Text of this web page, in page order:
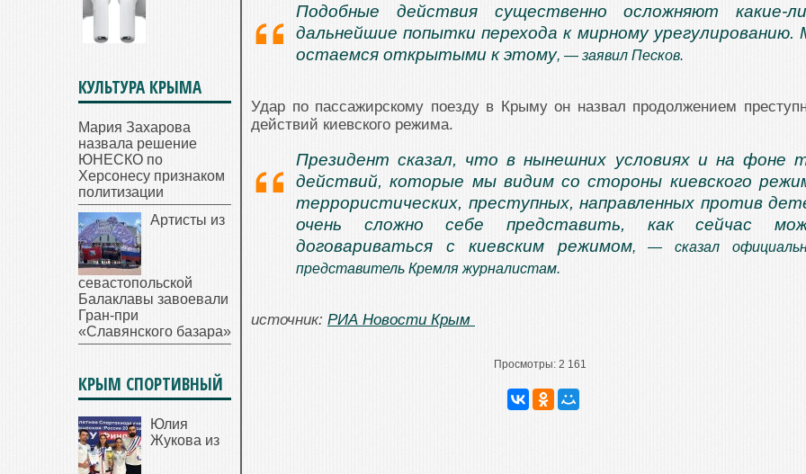
Подобные действия существенно осложняют какие-
дальнейшие попытки перехода к мирному урегулированию.
остаемся открытыми к этому, — заявил Песков.
Удар по пассажирскому поезду в Крыму он назвал продолжением
действий киевского режима.
Президент сказал, что в нынешних условиях и на фоне
действий, которые мы видим со стороны киевского
террористических, преступных, направленных против
очень сложно себе представить, как сейчас
договариваться с киевским режимом, — сказал
представитель Кремля журналистам.
источник: РИА Новости Крым
Просмотры: 2 161
КУЛЬТУРА КРЫМА
Мария Захарова
назвала решение
ЮНЕСКО по
Херсонесу признаком
политизации
Артисты из
севастопольской
Балаклавы завоевали
Гран-при
«Славянского базара»
КРЫМ СПОРТИВНЫЙ
Юлия
Жукова из